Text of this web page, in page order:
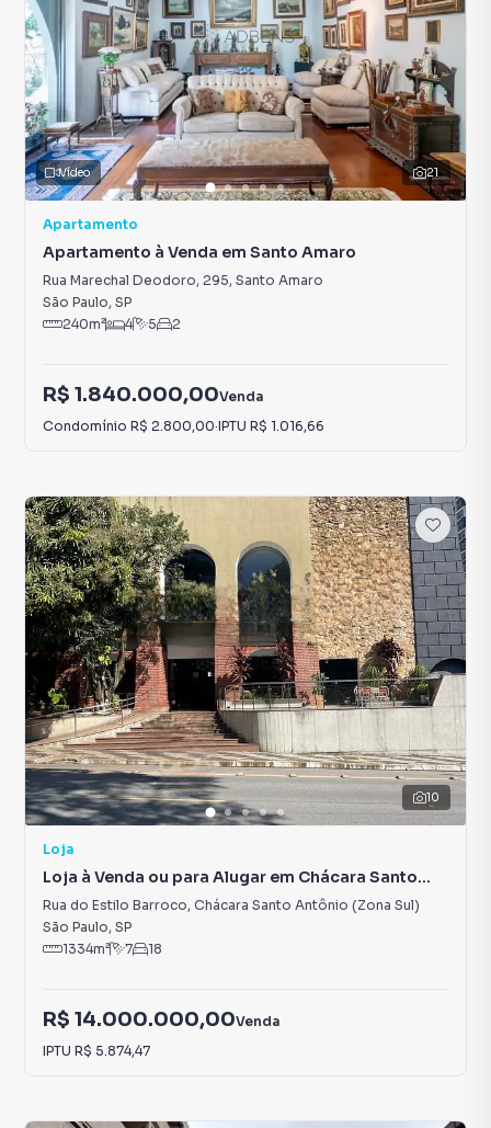
21
Vídeo
Apartamento
Apartamento à Venda em Santo Amaro
Rua Marechal Deodoro, 295, Santo Amaro
São Paulo, SP
240m² 4 5 2
R$ 1.840.000,00Venda
Condomínio R$ 2.800,00·IPTU R$ 1.016,66
10
Loja
Loja à Venda ou para Alugar em Chácara Santo
Antônio (Zona Sul)
Rua do Estilo Barroco, Chácara Santo Antônio (Zona Sul)
São Paulo, SP
1334m² 7 18
R$ 14.000.000,00Venda
IPTU R$ 5.874,47